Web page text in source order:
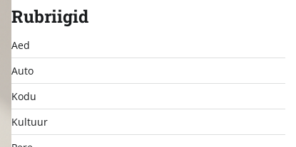
Rubriigid
Aed
Auto
Kodu
Kultuur